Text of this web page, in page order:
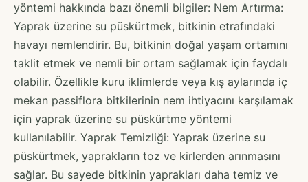
yöntemi hakkında bazı önemli bilgiler: Nem Artırma:
Yaprak üzerine su püskürtmek, bitkinin etrafındaki
havayı nemlendirir. Bu, bitkinin doğal yaşam ortamını
taklit etmek ve nemli bir ortam sağlamak için faydalı
olabilir. Özellikle kuru iklimlerde veya kış aylarında iç
mekan passiflora bitkilerinin nem ihtiyacını karşılamak
için yaprak üzerine su püskürtme yöntemi
kullanılabilir. Yaprak Temizliği: Yaprak üzerine su
püskürtmek, yaprakların toz ve kirlerden arınmasını
sağlar. Bu sayede bitkinin yaprakları daha temiz ve